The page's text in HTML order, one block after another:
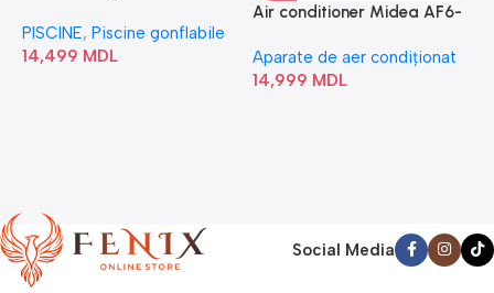
Bubble” 28446
PISCINE, Piscine gonflabile
14,499 MDL
Air conditioner Midea AF6-
Aparate de aer condiționat
14,999 MDL
Social Media